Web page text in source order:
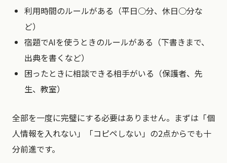
利用時間のルールがある（平日○分、休日○分な
ど）
宿題でAIを使うときのルールがある（下書きまで、
出典を書くなど）
困ったときに相談できる相手がいる（保護者、先
生、教室）
全部を一度に完璧にする必要はありません。まずは「個
人情報を入れない」「コピペしない」の2点からでも十
分前進です。